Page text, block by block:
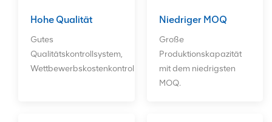
bieten. ODM -Bestellungen
Hohe Qualität
Gutes
Qualitätskontrollsystem,
Wettbewerbskostenkontrollsystem.
Niedriger MOQ
Große
Produktionskapazität
mit dem niedrigsten
MOQ.